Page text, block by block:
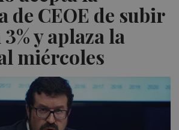
de CEOE de subir
y aplaza la
miércoles